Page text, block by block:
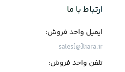
ارتباط با ما
ایمیل واحد فروش:
sales[@]liara.ir
تلفن واحد فروش: